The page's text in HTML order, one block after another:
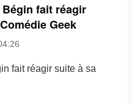
fait réagir
Geek
fait réagir suite à sa